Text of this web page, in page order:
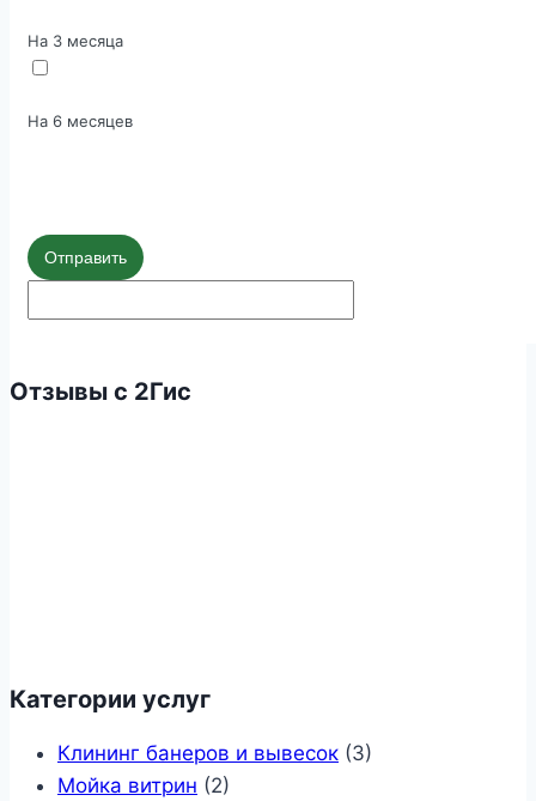
На 3 месяца
На 6 месяцев
Отправить
Отзывы с 2Гис
Категории услуг
Клининг банеров и вывесок (3)
Мойка витрин (2)